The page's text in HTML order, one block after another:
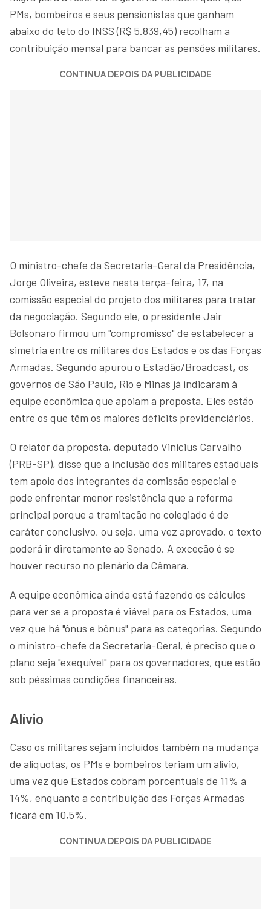
PMs, bombeiros e seus pensionistas que ganham
abaixo do teto do INSS (R$ 5.839,45) recolham a
contribuição mensal para bancar as pensões militares.
CONTINUA DEPOIS DA PUBLICIDADE
O ministro-chefe da Secretaria-Geral da Presidência,
Jorge Oliveira, esteve nesta terça-feira, 17, na
comissão especial do projeto dos militares para tratar
da negociação. Segundo ele, o presidente Jair
Bolsonaro firmou um "compromisso" de estabelecer a
simetria entre os militares dos Estados e os das Forças
Armadas. Segundo apurou o Estadão/Broadcast, os
governos de São Paulo, Rio e Minas já indicaram à
equipe econômica que apoiam a proposta. Eles estão
entre os que têm os maiores déficits previdenciários.
O relator da proposta, deputado Vinicius Carvalho
(PRB-SP), disse que a inclusão dos militares estaduais
tem apoio dos integrantes da comissão especial e
pode enfrentar menor resistência que a reforma
principal porque a tramitação no colegiado é de
caráter conclusivo, ou seja, uma vez aprovado, o texto
poderá ir diretamente ao Senado. A exceção é se
houver recurso no plenário da Câmara.
A equipe econômica ainda está fazendo os cálculos
para ver se a proposta é viável para os Estados, uma
vez que há "ônus e bônus" para as categorias. Segundo
o ministro-chefe da Secretaria-Geral, é preciso que o
plano seja "exequível" para os governadores, que estão
sob péssimas condições financeiras.
Alívio
Caso os militares sejam incluídos também na mudança
de alíquotas, os PMs e bombeiros teriam um alívio,
uma vez que Estados cobram porcentuais de 11% a
14%, enquanto a contribuição das Forças Armadas
ficará em 10,5%.
CONTINUA DEPOIS DA PUBLICIDADE